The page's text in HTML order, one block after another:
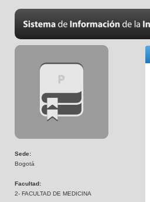
Sede:
Bogotá
Facultad:
2- FACULTAD DE MEDICINA